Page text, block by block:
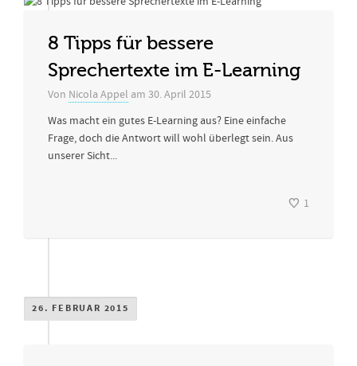
8 Tipps für bessere
Sprechertexte im E-Learning
Von Nicola Appel am 30. April 2015
Was macht ein gutes E-Learning aus? Eine einfache
Frage, doch die Antwort will wohl überlegt sein. Aus
unserer Sicht...
1
26. FEBRUAR 2015